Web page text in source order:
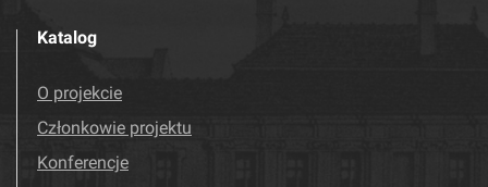
Katalog
O projekcie
Członkowie projektu
Konferencje